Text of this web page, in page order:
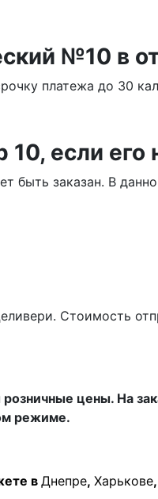
№10 в
платежа до 30
если его
быть заказан. В
Стоимость
цены. На
режиме.
в Днепре, Харькове,